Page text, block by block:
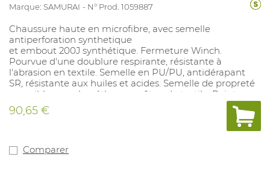
Marque: SAMURAI N° Prod. 1059887
Chaussure haute en microfibre, avec semelle
antiperforation synthetique
et embout 200J synthétique. Fermeture Winch.
Pourvue d'une doublure respirante, résistante à
l'abrasion en textile. Semelle en PU/PU, antidérapant
SR, résistante aux huiles et acides. Semelle de propreté
amovible en polyuréthane revêtue de textile. Pointures:
36-49.
90,65 €
Comparer